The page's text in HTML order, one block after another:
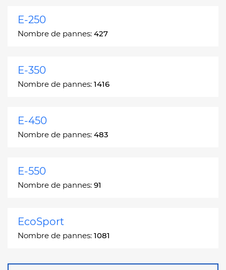
E-250
Nombre de pannes: 427
E-350
Nombre de pannes: 1416
E-450
Nombre de pannes: 483
E-550
Nombre de pannes: 91
EcoSport
Nombre de pannes: 1081